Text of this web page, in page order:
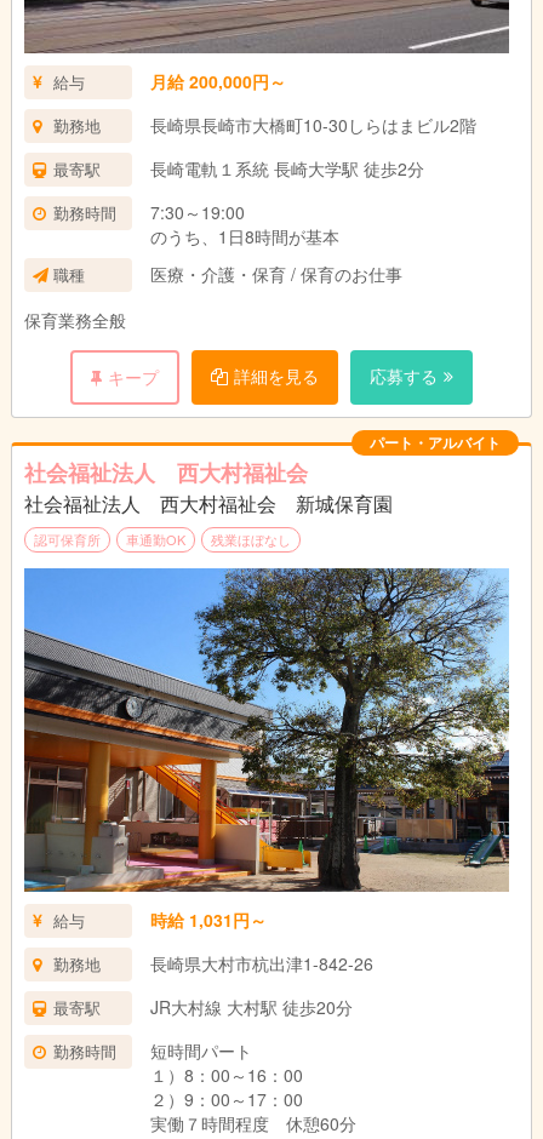
給与 月給 200,000円～
勤務地 長崎県長崎市大橋町10-30しらはまビル2階
最寄駅 長崎電軌１系統 長崎大学駅 徒歩2分
勤務時間
7:30～19:00
のうち、1日8時間が基本
職種
医療・介護・保育 / 保育のお仕事
保育業務全般
キープ 詳細を見る 応募する
パート・アルバイト
社会福祉法人 西大村福祉会
社会福祉法人 西大村福祉会 新城保育園
認可保育所 車通勤OK 残業ほぼなし
給与 時給 1,031円～
勤務地 長崎県大村市杭出津1-842-26
最寄駅 JR大村線 大村駅 徒歩20分
勤務時間
短時間パート
１）8：00～16：00
２）9：00～17：00
実働７時間程度 休憩60分